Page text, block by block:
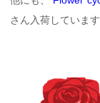
さん入荷しています